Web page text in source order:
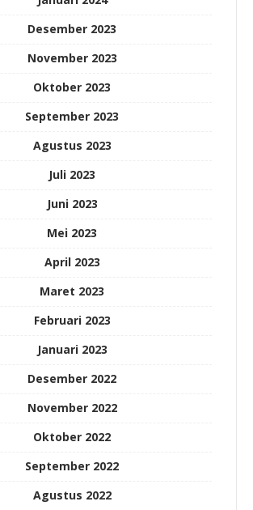
Desember 2023
November 2023
Oktober 2023
September 2023
Agustus 2023
Juli 2023
Juni 2023
Mei 2023
April 2023
Maret 2023
Februari 2023
Januari 2023
Desember 2022
November 2022
Oktober 2022
September 2022
Agustus 2022